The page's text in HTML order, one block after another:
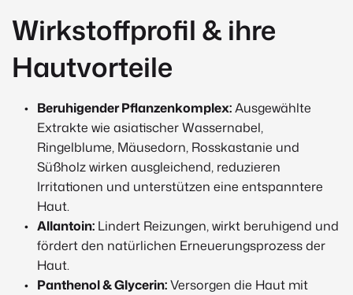
Wirkstoffprofil & ihre
Hautvorteile
Beruhigender Pflanzenkomplex:Ausgewählte
Extrakte wie asiatischer Wassernabel,
Ringelblume, Mäusedorn, Rosskastanie und
Süßholz wirken ausgleichend, reduzieren
Irritationen und unterstützen eine entspanntere
Haut.
Allantoin: Lindert Reizungen, wirkt beruhigend und
fördert den natürlichen Erneuerungsprozess der
Haut.
Panthenol & Glycerin:Versorgen die Haut mit